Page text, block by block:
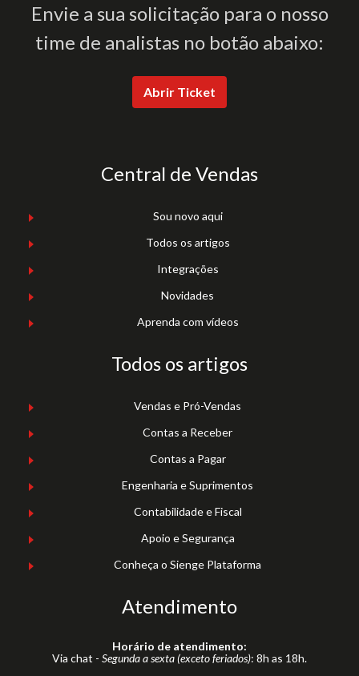
Envie a sua solicitação para o nosso
time de analistas no botão abaixo:
Abrir Ticket
Central de Vendas
Sou novo aqui
Todos os artigos
Integrações
Novidades
Aprenda com vídeos
Todos os artigos
Vendas e Pró-Vendas
Contas a Receber
Contas a Pagar
Engenharia e Suprimentos
Contabilidade e Fiscal
Apoio e Segurança
Conheça o Sienge Plataforma
Atendimento
Horário de atendimento:
Via chat - Segunda a sexta (exceto feriados): 8h as 18h.